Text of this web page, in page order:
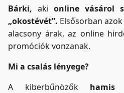
Bárki, akionline vásárol
„okostévét”. Elsősorban
alacsony árak, az online
promóciók vonzanak.
Mi a csalás lényege?
A kiberbűnözők hamis